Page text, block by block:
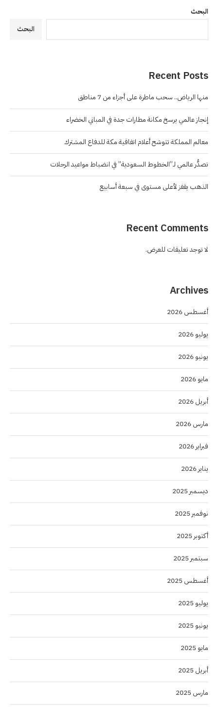
البحث
البحث
Recent Posts
منها الرياض.. سحب ماطرة على أجزاء من 7 مناطق
إنجاز عالمي يرسخ مكانة مطارات جدة في المباني الخضراء
معالم المملكة تتوشح أعلام اتفاقية مكة للدفاع المشترك
تصدُّر عالمي لـ”الخطوط السعودية” في انضباط مواعيد الرحلات
الذهب يقفز لأعلى مستوى في سبعة أسابيع
Recent Comments
لا توجد تعليقات للعرض.
Archives
أغسطس 2026
يوليو 2026
يونيو 2026
مايو 2026
أبريل 2026
مارس 2026
فبراير 2026
يناير 2026
ديسمبر 2025
نوفمبر 2025
أكتوبر 2025
سبتمبر 2025
أغسطس 2025
يوليو 2025
يونيو 2025
مايو 2025
أبريل 2025
مارس 2025